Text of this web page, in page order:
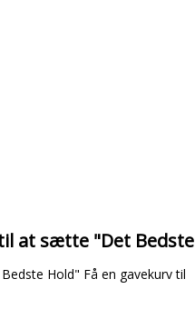
at sætte "Det Bedste
Hold" Få en gavekurv til